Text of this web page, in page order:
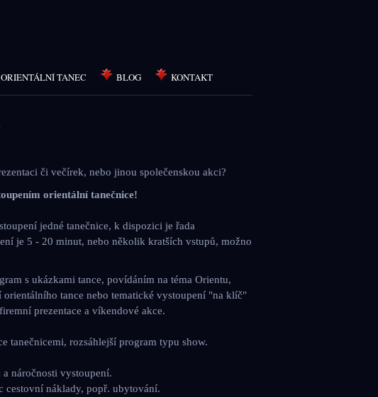
ORIENTÁLNÍ TANEC BLOG KONTAKT
či večírek, nebo jinou společenskou akci?
orientální tanečnice!
jedné tanečnice, k dispozici je řada
je 5 - 20 minut, nebo několik kratších vstupů, možno
s ukázkami tance, povídáním na téma Orientu,
orientálního tance nebo tematické vystoupení "na klíč"
firemní prezentace a víkendové akce.
tanečnicemi, rozsáhlejší program typu show.
a náročnosti vystoupení.
cestovní náklady, popř. ubytování.